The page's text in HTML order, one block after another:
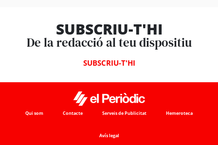
SUBSCRIU-T'HI
De la redacció al teu dispositiu
SUBSCRIU-T'HI
Qui som Contacte Serveis de Publicitat Hemeroteca
Avís legal